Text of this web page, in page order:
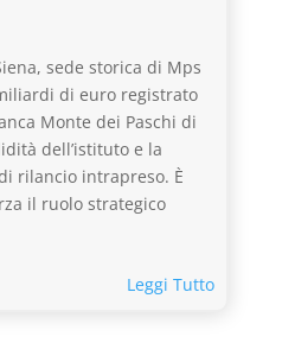
sede storica di Mps
di euro registrato
Monte dei Paschi di
dell’istituto e la
rilancio intrapreso. È
il ruolo strategico
Leggi Tutto